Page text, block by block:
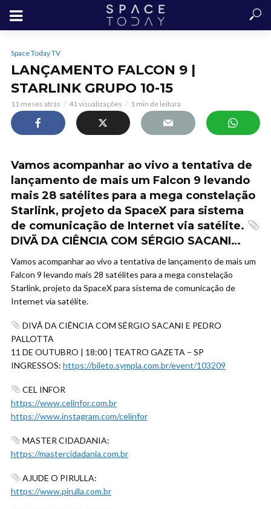
Space Today TV
LANÇAMENTO FALCON 9 |
STARLINK GRUPO 10-15
11 meses atrás 41 visualizações 1 min de leitura
Vamos acompanhar ao vivo a tentativa de
lançamento de mais um Falcon 9 levando
mais 28 satélites para a mega constelação
Starlink, projeto da SpaceX para sistema
de comunicação de Internet via satélite.
DIVÃ DA CIÊNCIA COM SÉRGIO SACANI…
Vamos acompanhar ao vivo a tentativa de lançamento de mais um
Falcon 9 levando mais 28 satélites para a mega constelação
Starlink, projeto da SpaceX para sistema de comunicação de
Internet via satélite.
DIVÃ DA CIÊNCIA COM SÉRGIO SACANI E PEDRO
PALLOTTA
11 DE OUTUBRO | 18:00 | TEATRO GAZETA – SP
INGRESSOS: https://bileto.sympla.com.br/event/103209
CEL INFOR
https://www.celinfor.com.br
https://www.instagram.com/celinfor
MASTER CIDADANIA:
https://mastercidadania.com.br
AJUDE O PIRULLA:
https://www.pirulla.com.br